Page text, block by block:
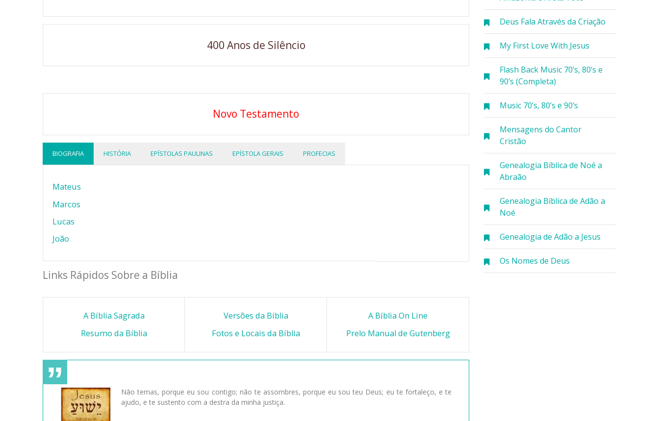
Deus Fala Através da Criação
My First Love With Jesus
Flash Back Music 70’s, 80’s e
90’s (Completa)
Music 70’s, 80’s e 90’s
Mensagens do Cantor
Cristão
Genealogia Bíblica de Noé a
Abraão
Genealogia Bíblica de Adão a
Noé
Genealogia de Adão a Jesus
Os Nomes de Deus
400 Anos de Silêncio
Novo Testamento
BIOGRAFIA HISTÓRIA EPÍSTOLAS PAULINAS EPÍSTOLA GERAIS PROFECIAS
Mateus
Marcos
Lucas
João
Links Rápidos Sobre a Bíblia
A Bíblia Sagrada
Resumo da Bíblia
Versões da Bíblia
Fotos e Locais da Bíblia
A Bíblia On Line
Prelo Manual de Gutenberg
Não temas, porque eu sou contigo; não te assombres, porque eu sou teu Deus; eu te fortaleço, e te
ajudo, e te sustento com a destra da minha justiça.